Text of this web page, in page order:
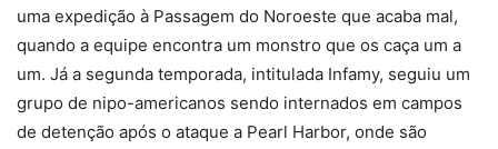
uma expedição à Passagem do Noroeste que acaba mal,
quando a equipe encontra um monstro que os caça um a
um. Já a segunda temporada, intitulada Infamy, seguiu um
grupo de nipo-americanos sendo internados em campos
de detenção após o ataque a Pearl Harbor, onde são